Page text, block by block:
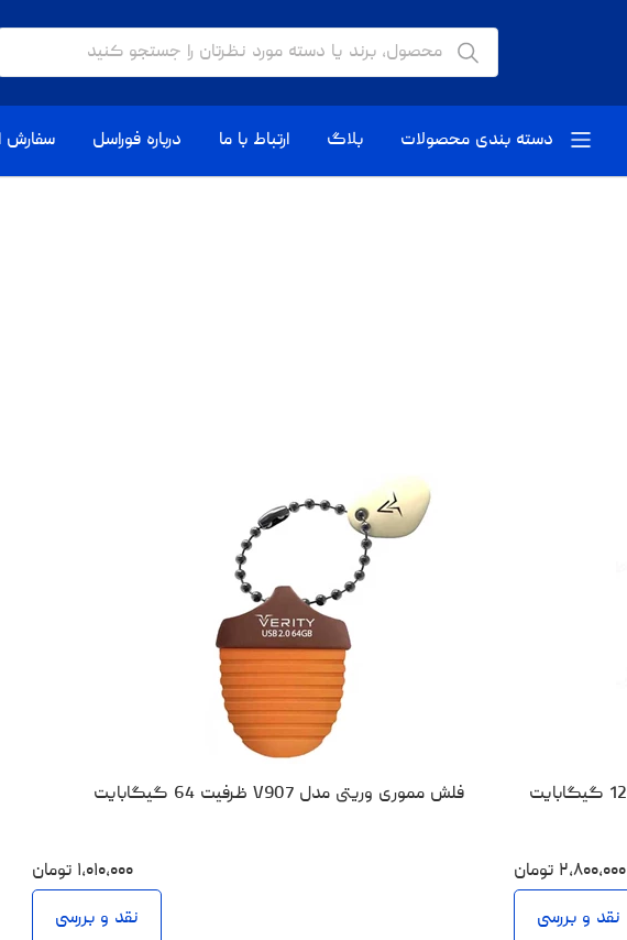
دسته بندی محصولات بلاگ ارتباط با ما درباره فوراسل سفارش
۲،۸۰۰،۰۰۰ تومان
نقد و بررسی
فلش مموری وریتی مدل V907 ظرفیت 64 گیگابایت
۱،۰۱۰،۰۰۰ تومان
نقد و بررسی